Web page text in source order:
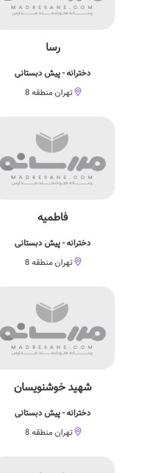
رسا
دخترانه - پیش دبستانی
تهران منطقه 8
فاطمیه
دخترانه - پیش دبستانی
تهران منطقه 8
شهید خوشنویسان
دخترانه - پیش دبستانی
تهران منطقه 8